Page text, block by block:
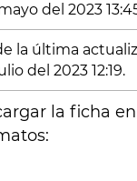
del 2023
la última
del 2023 12:19.
la ficha